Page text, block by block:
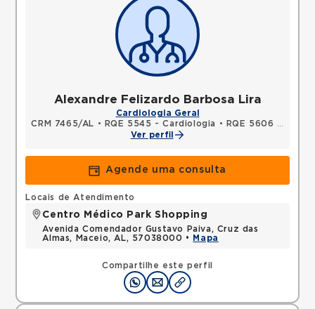
Alexandre Felizardo Barbosa Lira
Cardiologia Geral
CRM 7465/AL • RQE 5545 - Cardiologia •
RQE 5606 - Clínica médica
Ver perfil
Agende uma consulta
Compartilhe este perfil
Locais de Atendimento
Centro Médico Park Shopping
Avenida Comendador Gustavo Paiva, Cruz das
Almas, Maceio, AL, 57038000 •
Mapa